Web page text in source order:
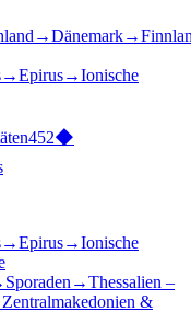
→Dänemark→
→Epirus→Ionische
452◆
→Epirus→Ionische
Sporaden →Thessalien –
Zentralmakedonien &